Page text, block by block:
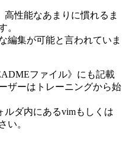
性能なあまりに慣れるま
。
編集が可能と言われていま
ファイル》にも記載
ザーはトレーニングから始
ルダ内にあるvimもしくは
い。